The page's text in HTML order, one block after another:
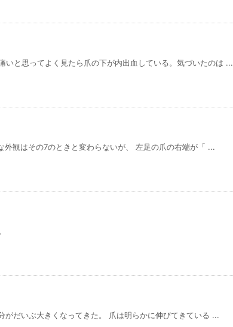
いと思ってよく見たら爪の下が内出血している。気づいたのは ...
外観はその7のときと変わらないが、 左足の爪の右端が「 ...
がだいぶ大きくなってきた。 爪は明らかに伸びてきている ...